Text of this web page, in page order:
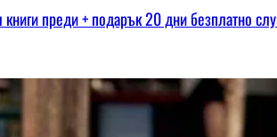
преди + подарък 20 дни безплатно